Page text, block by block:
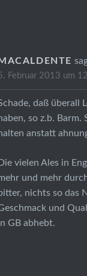
MACALDENTE
Februar 2013 um
daß überall
so z.b.
anstatt
Die vielen Ales in
und mehr
nichts so das
und
GB abhebt.